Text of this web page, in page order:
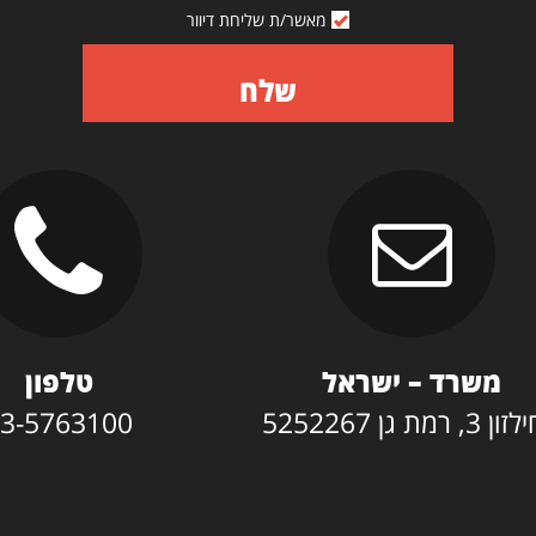
מאשר/ת שליחת דיוור
שלח
משרד – ישראל
גן 5252267
טלפון
5763100